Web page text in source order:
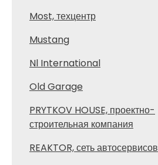
Most, техцентр
Mustang
Nl International
Old Garage
PRYTKOV HOUSE, проектно-
строительная компания
REAKTOR, сеть автосервисов